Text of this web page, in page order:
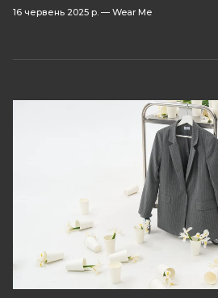
16 червень 2025 р. — Wear Me